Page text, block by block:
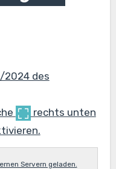
2024 des
rechts unten